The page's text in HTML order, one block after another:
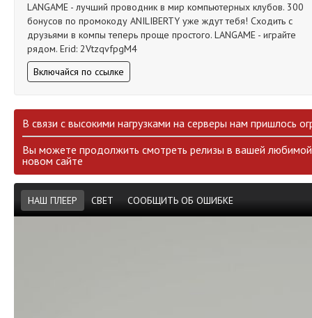
LANGAME - лучший проводник в мир компьютерных клубов. 300
бонусов по промокоду ANILIBERTY уже ждут тебя! Сходить с
друзьями в компы теперь проще простого. LANGAME - играйте
рядом. Erid: 2VtzqvfpgM4
Включайся по ссылке
В связи с высокими нагрузками на серверы нам пришлось
Вы можете продолжить смотреть релизы в вашей
новом сайте
НАШ ПЛЕЕР СВЕТ СООБЩИТЬ ОБ ОШИБКЕ